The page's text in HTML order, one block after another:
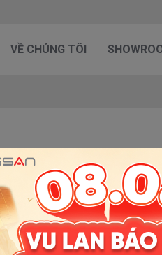
VỀ CHÚNG TÔI
Bài